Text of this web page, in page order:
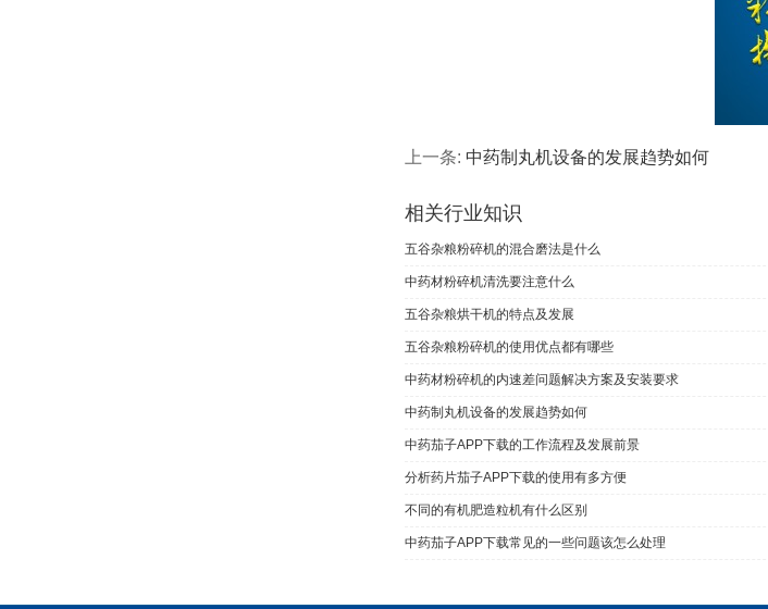
上一条: 中药制丸机设备的发展趋势如何
相关行业知识
五谷杂粮粉碎机的混合磨法是什么
中药材粉碎机清洗要注意什么
五谷杂粮烘干机的特点及发展
五谷杂粮粉碎机的使用优点都有哪些
中药材粉碎机的内速差问题解决方案及安装要求
中药制丸机设备的发展趋势如何
中药茄子APP下载的工作流程及发展前景
分析药片茄子APP下载的使用有多方便
不同的有机肥造粒机有什么区别
中药茄子APP下载常见的一些问题该怎么处理